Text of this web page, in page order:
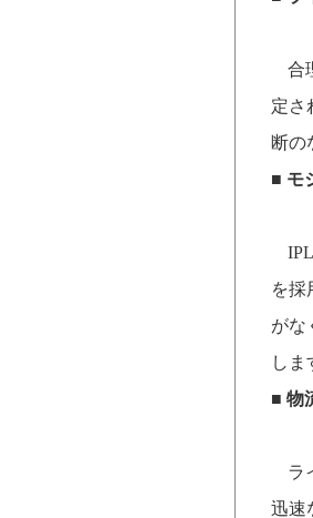
合
定さ
断の
■ モ
を採
がな
しま
■ 物
ラ
迅速